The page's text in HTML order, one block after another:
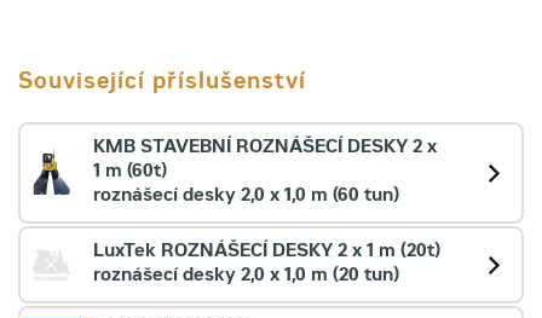
Související příslušenství
KMB STAVEBNÍ ROZNÁŠECÍ DESKY 2 x
1 m (60t)
roznášecí desky 2,0 x 1,0 m (60 tun)
LuxTek ROZNÁŠECÍ DESKY 2 x 1 m (20t)
roznášecí desky 2,0 x 1,0 m (20 tun)